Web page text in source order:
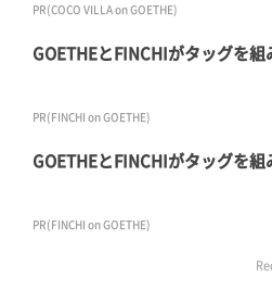
PR(COCO VILLA on GOETHE)
GOETHEとFINCHIがタッグを
PR(FINCHI on GOETHE)
GOETHEとFINCHIがタッグを
PR(FINCHI on GOETHE)